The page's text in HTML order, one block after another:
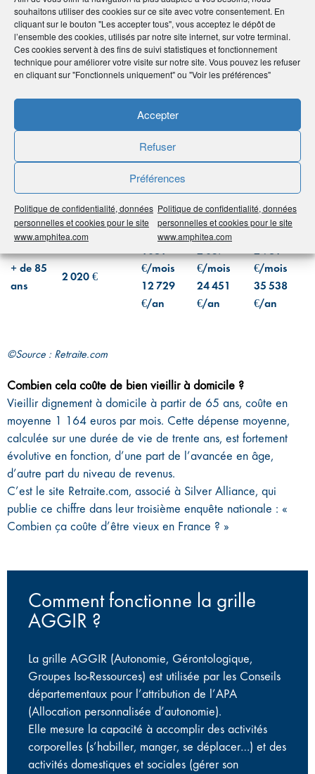
souhaitons utiliser des cookies sur ce site avec votre consentement. En
cliquant sur le bouton "Les accepter tous", vous acceptez le dépôt de
l’ensemble des cookies, utilisés par notre site internet, sur votre terminal.
Ces cookies servent à des fins de suivi statistiques et fonctionnement
technique pour améliorer votre visite sur notre site. Vous pouvez les refuser
en cliquant sur "Fonctionnels uniquement" ou "Voir les préférences"
Accepter
Refuser
Préférences
Politique de confidentialité, données
personnelles et cookies pour le site
www.amphitea.com
Politique de confidentialité, données
personnelles et cookies pour le site
www.amphitea.com
Combien CELA coûte de bien vieillir à
domicile ?
Moyenne par
mois
Services
de base
Services
classiques
Services
élevés
ans
292
€/mois
3 508
€/an
715
8 582
930
11 164
75-85
ans
458
€/mois
5 497
€/an
€/mois
9 830
€/an
€/mois
14 440
€/an
+ de 85
ans
2 020 €
1061
€/mois
12 729
€/an
2 037
€/mois
24 451
€/an
2 961
€/mois
35 538
€/an
©Source : Retraite.com
Combien cela coûte de bien vieillir à domicile ?
Vieillir dignement à domicile à partir de 65 ans, coûte en
moyenne 1 164 euros par mois. Cette dépense moyenne,
calculée sur une durée de vie de trente ans, est fortement
évolutive en fonction, d’une part de l’avancée en âge,
d’autre part du niveau de revenus.
C’est le site Retraite.com, associé à Silver Alliance, qui
publie ce chiffre dans leur troisième enquête nationale : «
Combien ça coûte d’être vieux en France ? »
Comment fonctionne la grille
AGGIR ?
La grille AGGIR (Autonomie, Gérontologique,
Groupes Iso-Ressources) est utilisée par les Conseils
départementaux pour l’attribution de l’APA
(Allocation personnalisée d’autonomie).
Elle mesure la capacité à accomplir des activités
corporelles (s’habiller, manger, se déplacer…) et des
activités domestiques et sociales (gérer son